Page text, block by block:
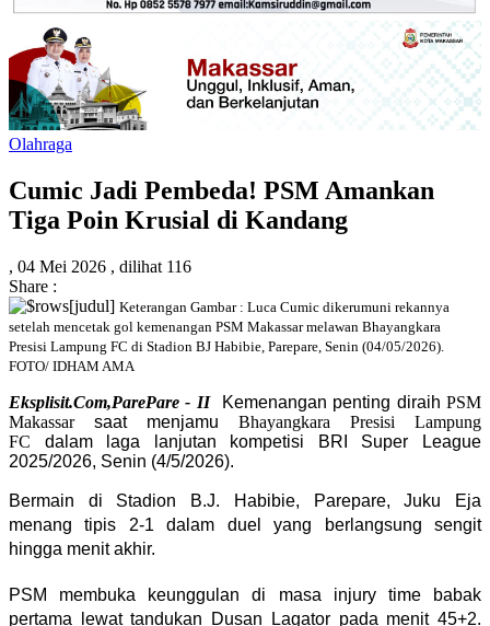
Olahraga
Cumic Jadi Pembeda! PSM Amankan
Tiga Poin Krusial di Kandang
, 04 Mei 2026 , dilihat 116
Share :
Keterangan Gambar : Luca Cumic dikerumuni rekannya
setelah mencetak gol kemenangan PSM Makassar melawan Bhayangkara
Presisi Lampung FC di Stadion BJ Habibie, Parepare, Senin (04/05/2026).
FOTO/ IDHAM AMA
Eksplisit.Com,ParePare - II Kemenangan penting diraih PSM
Makassar
saat menjamu
Bhayangkara Presisi Lampung
FC
dalam laga lanjutan kompetisi BRI Super League
2025/2026, Senin (4/5/2026).
Bermain di Stadion B.J. Habibie, Parepare, Juku Eja
menang tipis 2-1 dalam duel yang berlangsung sengit
hingga menit akhir.
PSM membuka keunggulan di masa injury time babak
pertama lewat tandukan
Dusan Lagatorpada menit 45+2.